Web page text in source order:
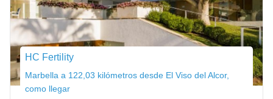
HC Fertility
Marbella a 122,03 kilómetros desde El Viso del Alcor,
como llegar